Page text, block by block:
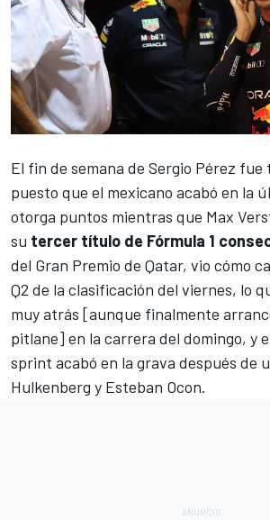
El fin de semana de Sergio Pérez fue
puesto que el mexicano acabó en la
otorga puntos mientras que Max
su tercer título de Fórmula 1
del Gran Premio de Qatar, vio cómo
Q2 de la clasificación del viernes, lo
muy atrás [aunque finalmente
pitlane] en la carrera del domingo, y
sprint acabó en la grava después de
Hulkenberg y Esteban Ocon.